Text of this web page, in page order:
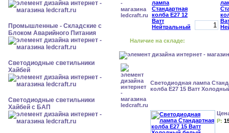
Промышленные - Складские с
Блоком Аварийного Питания
Светодиодные светильники
Хайбей
Светодиодные светильники
Хайбей с БАП
Наличие на складе:
Светодиодная лампа
колба Е27 15 Ватт
Р: